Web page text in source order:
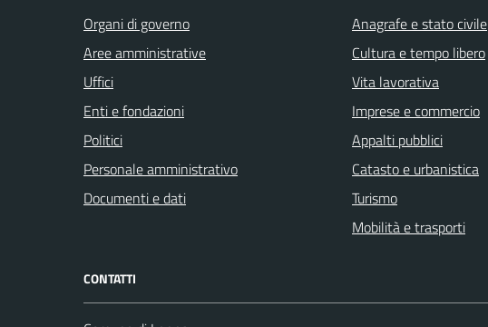
Organi di governo
Aree amministrative
Uffici
Enti e fondazioni
Politici
Personale amministrativo
Documenti e dati
Anagrafe e stato civile
Cultura e tempo libero
Vita lavorativa
Imprese e commercio
Appalti pubblici
Catasto e urbanistica
Turismo
Mobilità e trasporti
CONTATTI